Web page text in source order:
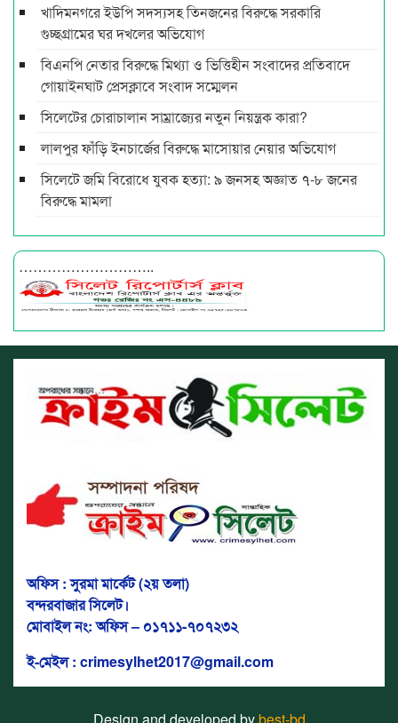
খাদিমনগরে ইউপি সদস্যসহ তিনজনের বিরুদ্ধে সরকারি
গুচ্ছগ্রামের ঘর দখলের অভিযোগ
বিএনপি নেতার বিরুদ্ধে মিথ্যা ও ভিত্তিহীন সংবাদের প্রতিবাদে
গোয়াইনঘাট প্রেসক্লাবে সংবাদ সম্মেলন
সিলেটের চোরাচালান সাম্রাজ্যের নতুন নিয়ন্ত্রক কারা?
লালপুর ফাঁড়ি ইনচার্জের বিরুদ্ধে মাসোয়ার নেয়ার অভিযোগ
সিলেটে জমি বিরোধে যুবক হত্যা: ৯ জনসহ অজ্ঞাত ৭-৮ জনের
বিরুদ্ধে মামলা
………………………..
অফিস : সুরমা মার্কেট (২য় তলা)
বন্দরবাজার সিলেট।
মোবাইল নং: অফিস – ০১৭১১-৭০৭২৩২
ই-মেইল : crimesylhet2017@gmail.com